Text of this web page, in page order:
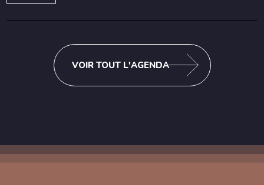
VOIR TOUT L'AGENDA